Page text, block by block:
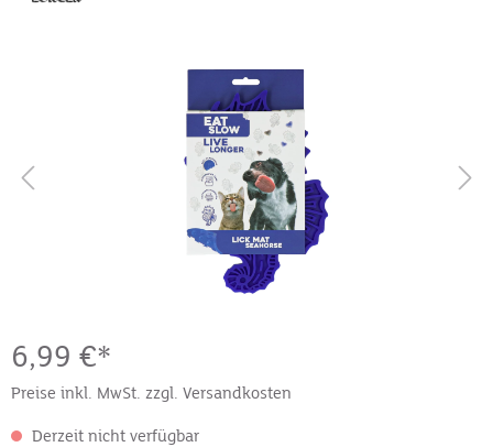
6,99 €*
Preise inkl. MwSt. zzgl. Versandkosten
Derzeit nicht verfügbar